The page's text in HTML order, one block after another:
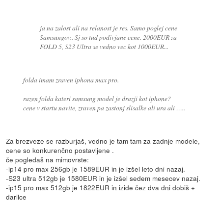
ja na zalost ali na relanost je res. Samo poglej cene
Samsungov.. Sj so tud podivjane cene. 2000EUR za
FOLD 5, S23 Ultra se vedno vec kot 1000EUR...
folda imam zraven iphona max pro.
razen folda kateri samsung model je drazji kot iphone?
cene v startu navite, zraven pa zastonj slisalke ali ura ali …..
Za brezveze se razburjaš, vedno je tam tam za zadnje modele,
cene so konkurenčno postavljene .
če pogledaš na mimovrste:
-ip14 pro max 256gb je 1589EUR in je izšel leto dni nazaj.
-S23 ultra 512gb je 1580EUR in je izšel sedem mesecev nazaj.
-ip15 pro max 512gb je 1822EUR in izide čez dva dni dobiš +
darilce